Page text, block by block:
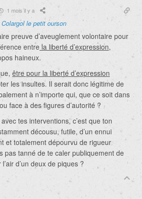
1 mois il y a
Colargol le petit ourson
preuve d’aveuglement volontaire pour
entre la liberté d’expression,
haineux.
être pour la liberté d’expression
les insultes. Il serait donc légitime de
à n’importe qui, que ce soit dans
face à des figures d’autorité ?
tes interventions, c’est que ton
décousu, futile, d’un ennui
et totalement dépourvu de rigueur
pas tanné de te caler publiquement de
d’un deux de piques ?